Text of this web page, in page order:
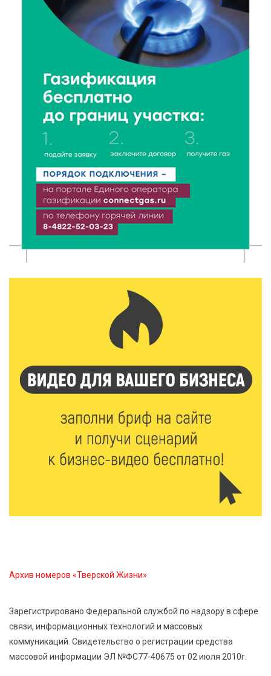
9 Авг 2026 13:13 424
Поддержка и знания: в Рамешках обсудили
тонкости грудного вскармливания
9 Авг 2026 12:13 345
От проекта к проекту: в Твери самозанятость чаще
воспринимают как временную меру
9 Авг 2026 12:12 603
Бологовские школьники доказали чистоту воздуха
в парке
9 Авг 2026 11:13 334
2226
Тверские пенсионеры скажут «спасибо» интернету
603
медиков за их добрые сердца
В Твери росгвардейцы отметили День
физкультурника турниром по настольному теннису
Защита с первых дней: почему так важна
вакцинация новорождённых
Архив номеров «Тверской Жизни»
Зарегистрировано Федеральной службой по надзору в сфере
связи, информационных технологий и массовых
коммуникаций. Свидетельство о регистрации средства
массовой информации ЭЛ №ФС77-40675 от 02 июля 2010г.